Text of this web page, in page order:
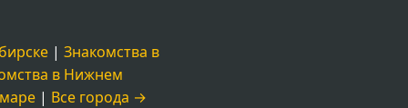
| Знакомства в
в Нижнем
| Все города →